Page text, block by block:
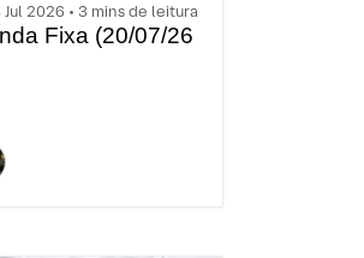
Jul 2026 • 3 mins de leitura
Fixa (20/07/26